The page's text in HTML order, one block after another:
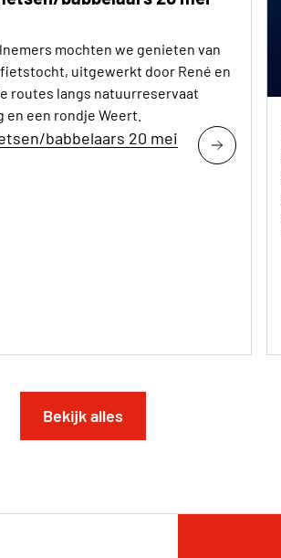
mochten we genieten van
uitgewerkt door René en
routes langs natuurreservaat
en een rondje Weert.
babbelaars 20 mei
Bekijk alles